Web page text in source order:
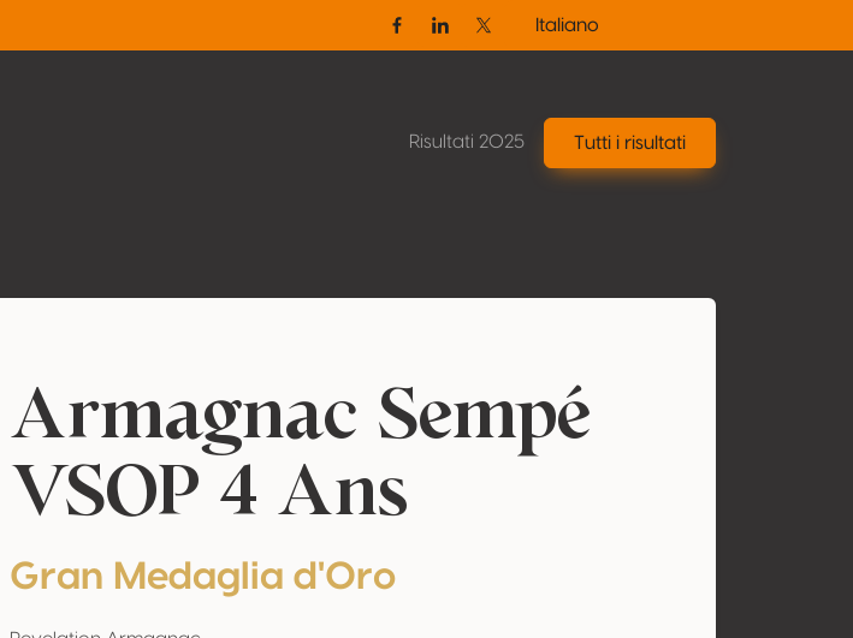
FacebookLinkedinTwitter / X
Italiano
Risultati 2025 Tutti i risultati
Armagnac Sempé
VSOP 4 Ans
Gran Medaglia d'Oro